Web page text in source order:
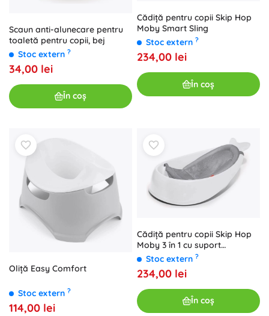
Scaun anti-alunecare pentru
toaletă pentru copii, bej
Stoc extern ?
34,00 lei
În coș
Cădiță pentru copii Skip Hop
Moby Smart Sling
Stoc extern ?
234,00 lei
În coș
Oliță Easy Comfort
Stoc extern ?
114,00 lei
Cădiță pentru copii Skip Hop
Moby 3 în 1 cu suport
ergonomic albă
Stoc extern ?
234,00 lei
În coș